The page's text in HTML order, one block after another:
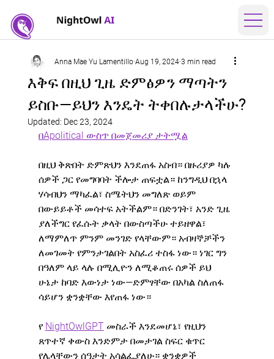
እቅፍ በዚህ ጊዜ ድምፅዎን ማጣትን
ይስቡ—ይህን እንዴት ትቀበሉታላችሁ?
Anna Mae Yu Lamentillo Aug 19, 2024 3 min read
Updated: Dec 23, 2024
በApolitical ውስጥ በመጀመሪያ ታትሟል
በዚህ ቅጽበት ድምጽህን እንደጠፋ አስብ። በዙሪያዎ ካሉ
ሰዎች ጋር የመግባባት ችሎታ ጠፍቷል። ከንግዲህ በኋላ
ሃሳብህን ማካፈል፣ ስሜትህን መግለጽ ወይም
በውይይቶች መሳተፍ አትችልም። በድንገት፣ አንድ ጊዜ
ያለችግር የፈሱት ቃላት በውስጣችሁ ተይዘዋል፣
ለማምለጥ ምንም መንገድ የላቸውም። አብዛኞቻችን
ለመገመት የምንታገልበት አስፈሪ ተስፋ ነው። ነገር ግን
በዓለም ላይ ላሉ በሚሊዮን ለሚቆጠሩ ሰዎች ይህ
ሁኔታ ከባድ እውነታ ነው—ድምፃቸው በአካል ስለጠፋ
ሳይሆን ቋንቋቸው እየጠፋ ነው።
የ NightOwlGPT መስራች እንደመሆኔ፣ የዚህን
ጸጥተኛ ቀውስ እንድምታ በመታገል ስፍር ቁጥር
የሌላቸውን ሰዓታት አሳልፌያለሁ። ቋንቋዎች